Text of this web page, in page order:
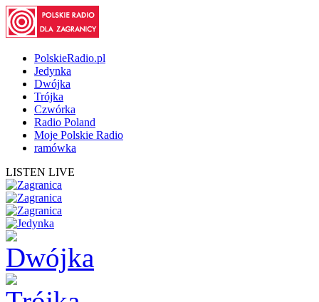
PolskieRadio.pl
Jedynka
Dwójka
Trójka
Czwórka
Radio Poland
Moje Polskie Radio
ramówka
LISTEN LIVE